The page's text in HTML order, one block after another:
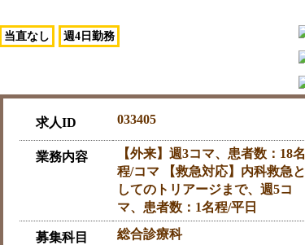
当直なし 週4日勤務
求人ID 033405
業務内容
【外来】週3コマ、患者数：18名
程/コマ 【救急対応】内科救急と
してのトリアージまで、週5コ
マ、患者数：1名程/平日
募集科目 総合診療科